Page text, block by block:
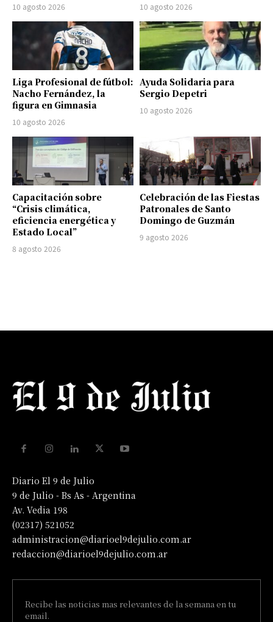
10 agosto 2026 10 agosto 2026
Liga Profesional de fútbol:
Nacho Fernández, la
figura en Gimnasia
10 agosto 2026
Ayuda Solidaria para
Sergio Depetri
10 agosto 2026
Capacitación sobre
“Crisis climática,
eficiencia energética y
Estado Local”
8 agosto 2026
Celebración de las Fiestas
Patronales de Santo
Domingo de Guzmán
9 agosto 2026
Diario El 9 de Julio
9 de Julio - Bs As - Argentina
Av. Vedia 198
(02317) 521052
administracion@diarioel9dejulio.com.ar
redaccion@diarioel9dejulio.com.ar
Recibe las noticias mas relevantes de la semana en tu
email.